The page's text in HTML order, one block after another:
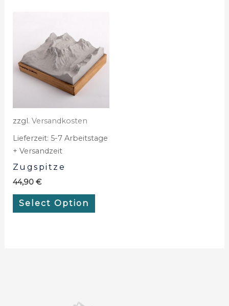
zzgl. Versandkosten
Lieferzeit: 5-7 Arbeitstage
+ Versandzeit
Zugspitze
44,90 €
Select Option